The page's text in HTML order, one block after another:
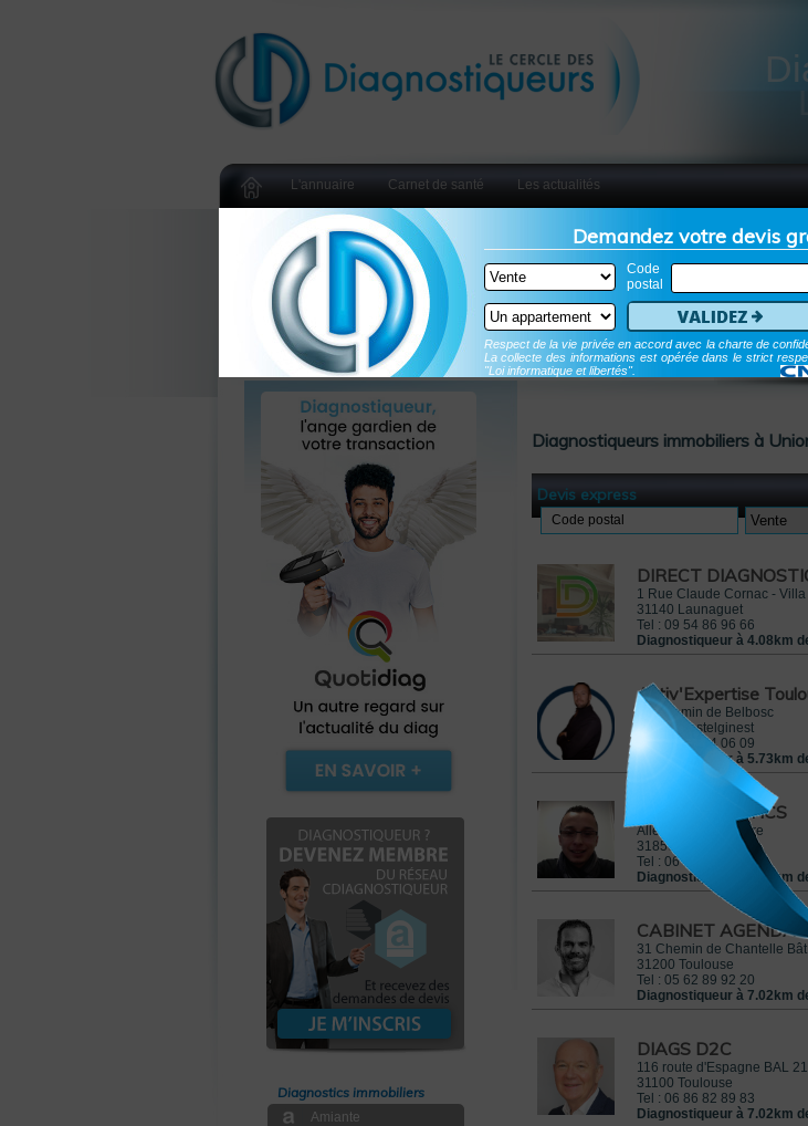
L'annuaire Carnet de santé Les actualités
Demandez votre devis
Code
postal
Validez
Respect de la vie privée en accord avec la charte de
La collecte des informations est opérée dans le strict
"Loi informatique et libertés".
Diagnostics immobiliers
Amiante
Diagnostiqueurs immobiliers à
Devis express
Code postal
DIRECT
1 Rue Claude Cornac - Villa
31140 Launaguet
Tel : 09 54 86 96 66
Diagnostiqueur à 4.08km
Activ'Expertise
14 Chemin de Belbosc
31780
Castelginest
06 35 24 06 09
Diagnostiqueur à 5.73km
AC DIAGNOSTICS
Allée de Longueterre
31850
Tel : 06 48 18 93 07
Diagnostiqueur à 5.99km
CABINET AGENDA
31 Chemin de Chantelle
31200 Toulouse
Tel : 05 62 89 92 20
Diagnostiqueur à 7.02km
DIAGS D2C
116 route d'Espagne BAL
31100 Toulouse
Tel : 06 86 82 89 83
Diagnostiqueur à 7.02km